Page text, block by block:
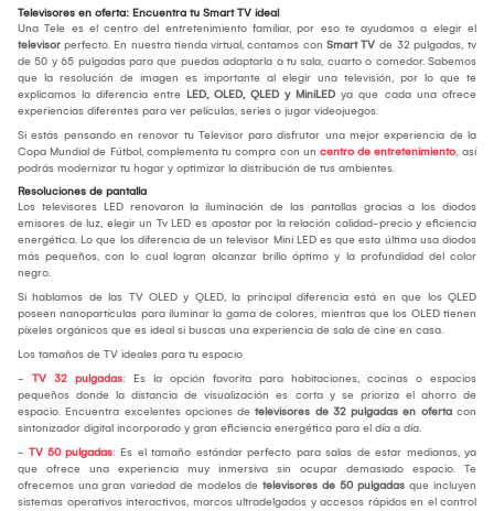
Televisores en oferta: Encuentra tu Smart TV ideal
Una Tele es el centro del entretenimiento familiar, por eso te ayudamos a elegir el
televisor perfecto. En nuestra tienda virtual, contamos con Smart TV de 32 pulgadas, tv
de 50 y 65 pulgadas para que puedas adaptarla a tu sala, cuarto o comedor. Sabemos
que la resolución de imagen es importante al elegir una televisión, por lo que te
explicamos la diferencia entre LED, OLED, QLED y MiniLED ya que cada una ofrece
experiencias diferentes para ver películas, series o jugar videojuegos.
Si estás pensando en renovar tu Televisor para disfrutar una mejor experiencia de la
Copa Mundial de Fútbol, complementa tu compra con un centro de entretenimiento, así
podrás modernizar tu hogar y optimizar la distribución de tus ambientes.
Resoluciones de pantalla
Los televisores LED renovaron la iluminación de las pantallas gracias a los diodos
emisores de luz, elegir un Tv LED es apostar por la relación calidad-precio y eficiencia
energética. Lo que los diferencia de un televisor Mini LED es que esta última usa diodos
más pequeños, con lo cual logran alcanzar brillo óptimo y la profundidad del color
negro.
Si hablamos de las TV OLED y QLED, la principal diferencia está en que los QLED
poseen nanopartículas para iluminar la gama de colores, mientras que los OLED tienen
píxeles orgánicos que es ideal si buscas una experiencia de sala de cine en casa.
Los tamaños de TV ideales para tu espacio
- TV 32 pulgadas: Es la opción favorita para habitaciones, cocinas o espacios
pequeños donde la distancia de visualización es corta y se prioriza el ahorro de
espacio. Encuentra excelentes opciones de televisores de 32 pulgadas en oferta con
sintonizador digital incorporado y gran eficiencia energética para el día a día.
- TV 50 pulgadas: Es el tamaño estándar perfecto para salas de estar medianas, ya
que ofrece una experiencia muy inmersiva sin ocupar demasiado espacio. Te
ofrecemos una gran variedad de modelos de televisores de 50 pulgadas que incluyen
sistemas operativos interactivos, marcos ultradelgados y accesos rápidos en el control